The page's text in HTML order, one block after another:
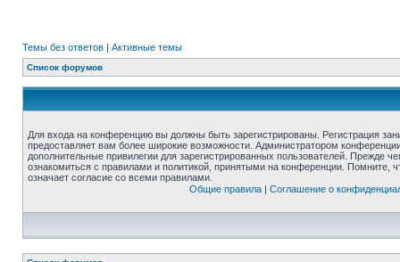
Темы без ответов | Активные темы
Список форумов
Для входа на конференцию вы должны быть зарегистрированы. Регистрация
предоставляет вам более широкие возможности. Администратором
дополнительные привилегии для зарегистрированных пользователей. Прежде
ознакомиться с правилами и политикой, принятыми на конференции. Помните,
означает согласие со всеми правилами.
Общие правила| Соглашение о